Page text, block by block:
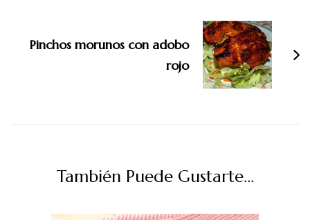
Pinchos morunos con adobo
rojo
También Puede Gustarte...